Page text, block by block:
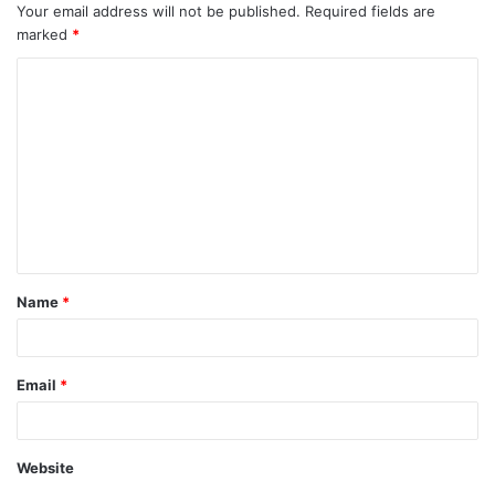
Your email address will not be published. Required fields are
marked *
t
*
Name *
Email *
Website